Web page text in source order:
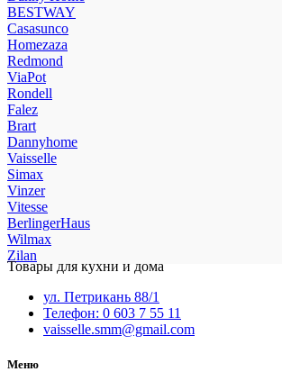
BESTWAY
Casasunco
Homezaza
Redmond
ViaPot
Rondell
Falez
Brart
Dannyhome
Vaisselle
Simax
Vinzer
Vitesse
BerlingerHaus
Wilmax
Zilan
Товары для кухни и дома
ул. Петрикань 88/1
Телефон: 0 603 7 55 11
vaisselle.smm@gmail.com
Меню